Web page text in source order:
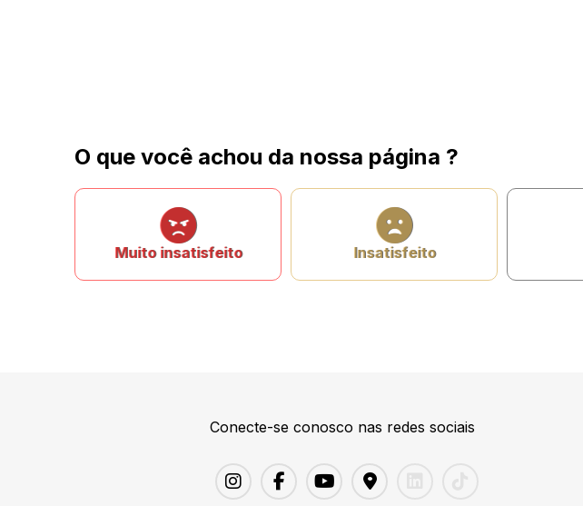
O que você achou da nossa página ?
Muito insatisfeito Insatisfeito
Conecte-se conosco nas redes sociais